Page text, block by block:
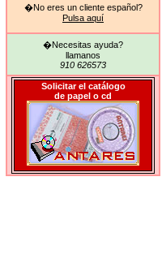
�No eres un cliente español?
Pulsa aquí
�Necesitas ayuda?
llamanos
910 626573
Solicitar el catálogo
de papel o cd